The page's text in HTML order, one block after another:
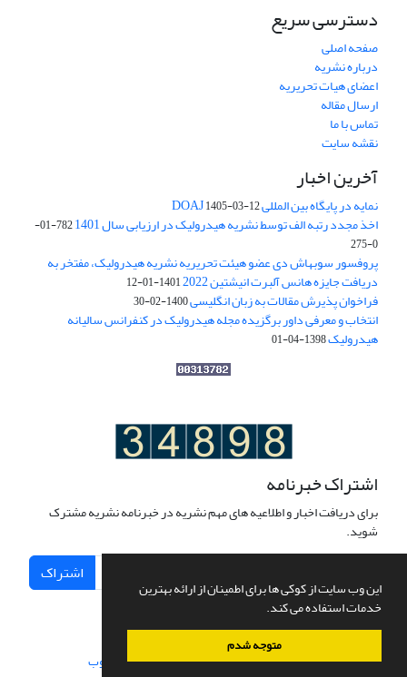
این وب سایت از کوکی ها برای اطمینان از ارائه بهترین
خدمات استفاده می کند.
متوجه شدم
دسترسی سریع
صفحه اصلی
درباره نشریه
اعضای هیات تحریریه
ارسال مقاله
تماس با ما
نقشه سایت
آخرین اخبار
نمایه در پایگاه بین المللی DOAJ1405-03-12
اخذ مجدد رتبه الف توسط نشریه هیدرولیک در ارزیابی سال 1401
782-01-
0-275
پروفسور سوبهاش دی عضو هیئت تحریریه نشریه هیدرولیک، مفتخر به
دریافت جایزه هانس آلبرت انیشتین 2022 1401-01-12
فراخوان پذیرش مقالات به زبان انگلیسی1400-02-30
انتخاب و معرفی داور برگزیده مجله هیدرولیک در کنفرانس سالیانه
هیدرولیک1398-04-01
اشتراک خبرنامه
برای دریافت اخبار و اطلاعیه های مهم نشریه در خبرنامه نشریه مشترک
شوید.
اشتراک
سامانه مدیریت نشریات علمی.طراحی و پیاده سازی از سیناوب